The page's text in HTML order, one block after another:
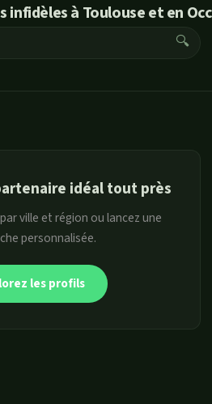
infidèles à Toulouse et en
🔍
idéal tout près
ville et région ou lancez une
personnalisée.
les profils